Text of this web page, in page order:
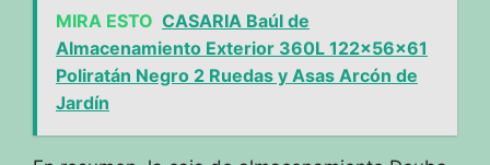
MIRA ESTO CASARIA Baúl de
Almacenamiento Exterior 360L 122x56x61
Poliratán Negro 2 Ruedas y Asas Arcón de
Jardín